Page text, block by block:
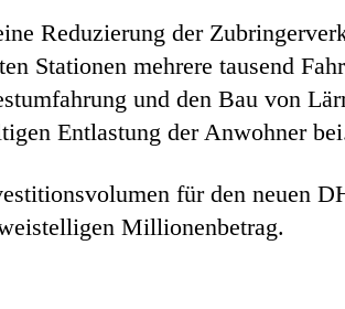
Reduzierung der
Stationen mehrere tausend
und den Bau von
Entlastung der Anwohner
für den neuen
Millionenbetrag.